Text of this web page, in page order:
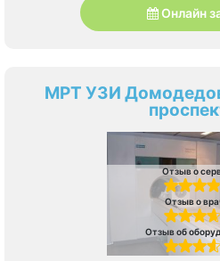
Онлайн
МРТ УЗИ
Отзыв о
Отзыв о
Отзыв об